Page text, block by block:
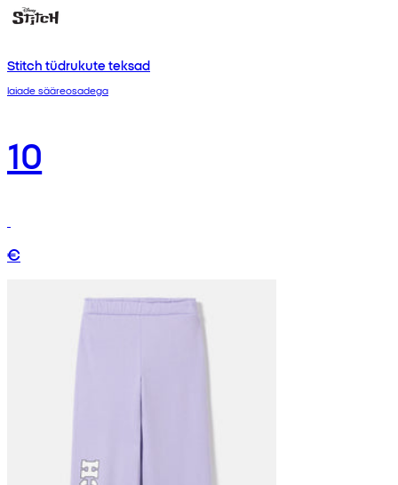
Stitch tüdrukute teksad
laiade sääreosadega
10
€